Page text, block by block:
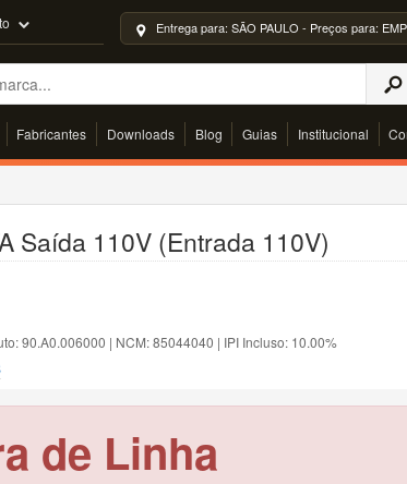
Entrega para: SÃO PAULO - Preços para:
Fabricantes Downloads Blog Guias Institucional
Saída 110V (Entrada 110V)
90.A0.006000 | NCM: 85044040 | IPI Incluso: 10.00%
de Linha